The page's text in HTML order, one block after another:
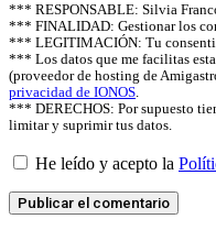
*** RESPONSABLE: Silvia
*** FINALIDAD: Gestionar los
*** LEGITIMACIÓN: Tu
*** Los datos que me facilitas
(proveedor de hosting de
privacidad de IONOS
*** DERECHOS: Por supuesto
limitar y suprimir tus datos.
He leído y acepto la